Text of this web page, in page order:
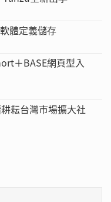
體定義儲存
＋BASE網頁型入
耘台灣市場擴大社